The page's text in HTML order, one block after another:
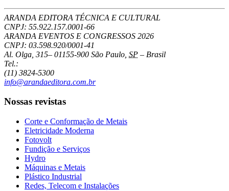
ARANDA EDITORA TÉCNICA E CULTURAL
CNPJ: 55.922.157.0001-66
ARANDA EVENTOS E CONGRESSOS 2026
CNPJ: 03.598.920/0001-41
Al. Olga, 315– 01155-900 São Paulo SP – Brasil
Tel.:
(11) 3824-5300
info@arandaeditora.com.br
Nossas revistas
Corte e Conformação de Metais
Eletricidade Moderna
Fotovolt
Fundição e Serviços
Hydro
Máquinas e Metais
Plástico Industrial
Redes, Telecom e Instalações